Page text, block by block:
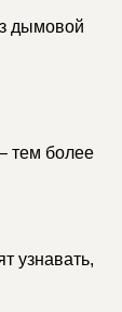
дымовой
тем более
узнавать,